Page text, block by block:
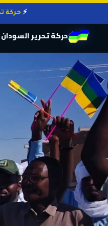
حركة تحرير السودان